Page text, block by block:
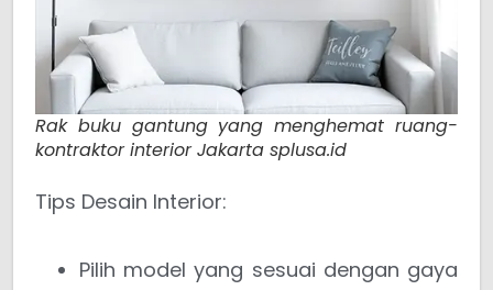
Rak buku gantung yang menghemat ruang-
kontraktor interior Jakarta splusa.id
Tips Desain Interior:
Pilih model yang sesuai dengan gaya